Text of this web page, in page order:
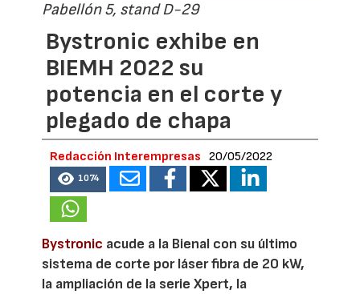
Pabellón 5, stand D-29
Bystronic exhibe en
BIEMH 2022 su
potencia en el corte y
plegado de chapa
Redacción Interempresas 20/05/2022
1074
Bystronic acude a la Bienal con su último
sistema de corte por láser fibra de 20 kW,
la ampliación de la serie Xpert, la